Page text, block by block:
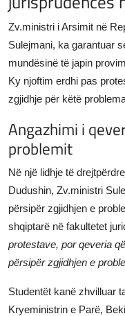
JETA
Gallery
Shqip
Zv.ministri i Arsimit në
Sulejmani, ka garantuar
mundësinë të japin
Ky njoftim erdhi pas
zgjidhje për këtë
Angazhimi i
problemit
Në një lidhje të
Dudushin, Zv.ministri
përsipër zgjidhjen e
shqiptarë në fakultetet
protestave, por qeveria
përsipër zgjidhjen e
Studentët kanë zhvilluar
Kryeministrin e Parë,